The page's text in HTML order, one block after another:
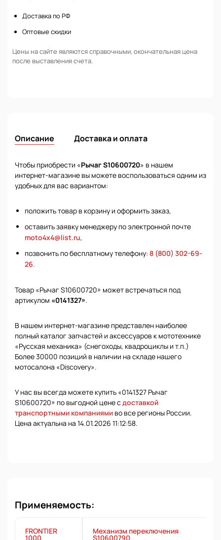
Доставка по РФ
Оптовые скидки
Цены на сайте являются справочными, окончательная цена
после выставления счета.
Описание Доставка и оплата
Чтобы приобрести «Рычаг S10600720» в нашем
интернет-магазине вы можете воспользоваться одним из
удобных для вас вариантом:
положить товар в корзину и оформить заказ,
оставить заявку менеджеру по электронной почте
moto4x4@list.ru,
позвонить по бесплатному телефону: 8 (800) 302-69-
26.
Товар «Рычаг S10600720» может встречаться под
артикулом «0141327».
В нашем интернет-магазине представлен наиболее
полный каталог запчастей и аксессуаров к мототехнике
«Русская механика» (снегоходы, квадроциклы и т.п.)
Более 30000 позиций в наличии на складе нашего
мотосалона «Discovery».
У нас вы всегда можете купить «0141327 Рычаг
S10600720» по выгодной цене с доставкой
транспортными компаниями во все регионы России.
Цена актуальна на 14.01.2026 11:12:58.
Применяемость:
FRONTIER
1000
Механизм переключения
S10600790